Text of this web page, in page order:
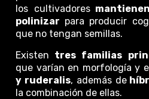
los cultivadores
polinizar para producir
que no tengan semillas.
Existen tres familias
que varían en morfología y
y ruderalis, además de
la combinación de ellas.